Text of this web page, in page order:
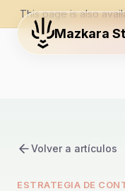
This page is also
Mazkara
Volver a artículos
ESTRATEGIA DE